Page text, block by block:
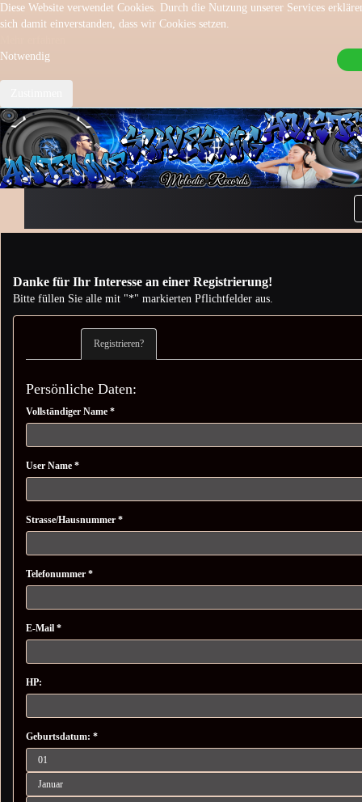
Diese Website verwendet Cookies. Durch die Nutzung unserer Services
sich damit einverstanden, dass wir Cookies setzen.
Notwendig
Danke für Ihr Interesse an einer Registrierung!
Bitte füllen Sie alle mit "*" markierten Pflichtfelder aus.
Registrieren?
Persönliche Daten:
Vollständiger Name *
User Name *
Strasse/Hausnummer *
Telefonummer *
E-Mail *
HP:
Geburtsdatum: *